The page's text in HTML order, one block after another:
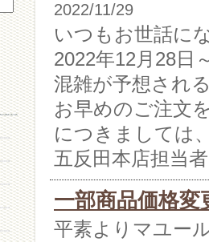
2022/11/29
いつもお世話に
2022年12月28日
混雑が予想され
お早めのご注文
につきましては
五反田本店担当
一部商品価格
平素よりマユー